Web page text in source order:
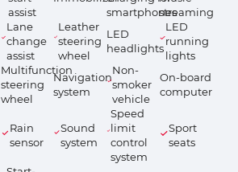
assist
smartphonesstreaming
Lane
change
assist
Leather
steering
wheel
LED
headlights
LED
running
lights
Multifunction
steering
wheel
Navigation
system
Non-
smoker
vehicle
On-board
computer
Rain
sensor
Sound
system
Speed
limit
control
system
Sport
seats